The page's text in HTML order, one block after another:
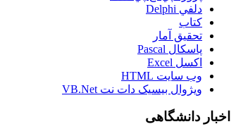
دلفي Delphi
کتاب
تحقيق آمار
پاسکال Pascal
اکسل Excel
وب سايت HTML
ويژوال بيسيک دات نت VB.Net
اخبار دانشگاهی